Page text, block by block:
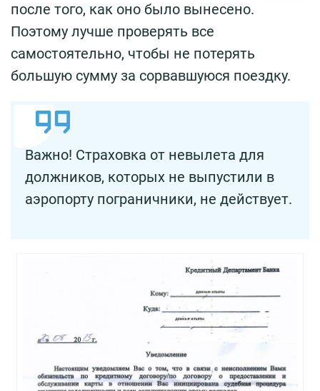
после того, как оно было вынесено.
Поэтому лучше проверять все
самостоятельно, чтобы не потерять
большую сумму за сорвавшуюся поездку.
Важно! Страховка от невылета для
должников, которых не выпустили в
аэропорту пограничники, не действует.